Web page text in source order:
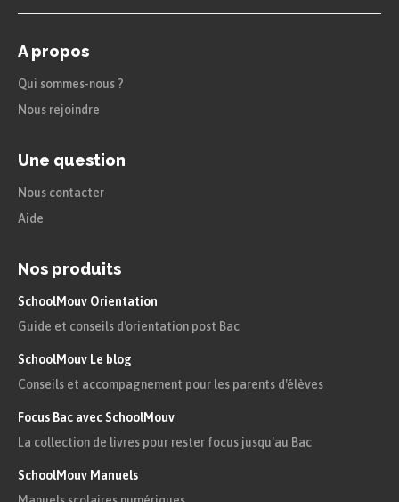
A propos
Qui sommes-nous ?
Nous rejoindre
Une question
Nous contacter
Aide
Nos produits
SchoolMouv Orientation
Guide et conseils d'orientation post Bac
SchoolMouv Le blog
Conseils et accompagnement pour les parents d'élèves
Focus Bac avec SchoolMouv
La collection de livres pour rester focus jusqu'au Bac
SchoolMouv Manuels